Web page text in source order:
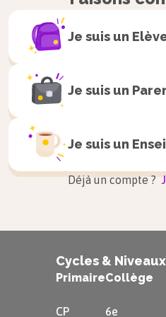
Je suis un
Je suis un
Je suis un
Déjà un compte ?
Cycles & Niveaux
Primaire
CP
Collège
6e